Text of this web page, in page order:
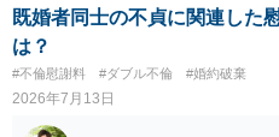
う。
既婚者同士の不貞に関連した
は？
#不倫慰謝料 #ダブル不倫 #婚約破棄
2026年7月13日